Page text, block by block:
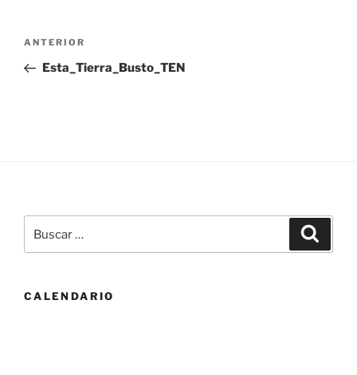
Navegación
entradas
Entrada
anterior:
ANTERIOR
Esta_Tierra_Busto_TEN
por:
CALENDARIO